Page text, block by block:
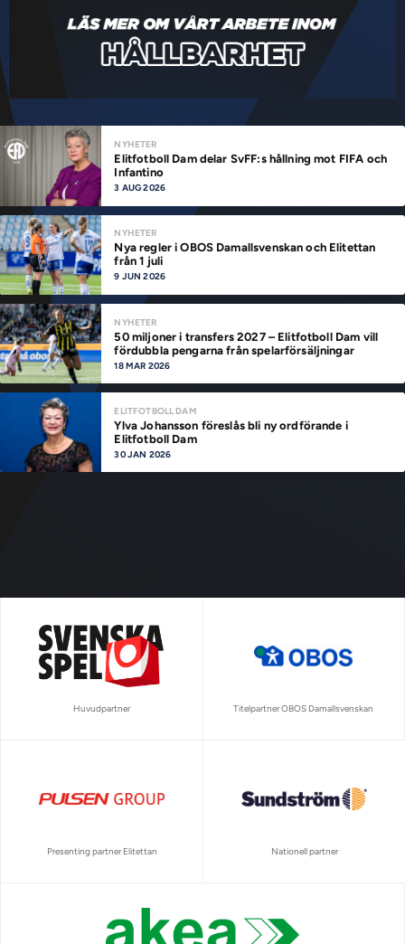
NYHETER
Elitfotboll Dam delar SvFF:s hållning mot FIFA och
Infantino
3 AUG 2026
NYHETER
Nya regler i OBOS Damallsvenskan och Elitettan
från 1 juli
9 JUN 2026
NYHETER
50 miljoner i transfers 2027 – Elitfotboll Dam vill
fördubbla pengarna från spelarförsäljningar
18 MAR 2026
ELITFOTBOLL DAM
Ylva Johansson föreslås bli ny ordförande i
Elitfotboll Dam
30 JAN 2026
Huvudpartner Titelpartner OBOS Damallsvenskan
Presenting partner Elitettan Nationell partner